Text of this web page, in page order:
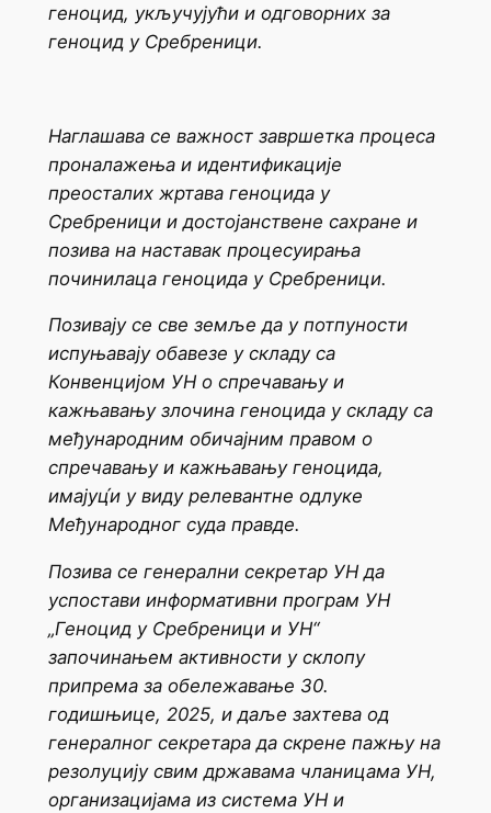
геноцид, укључујући и одговорних за
геноцид у Сребреници.
Наглашава се важност завршетка процеса
проналажења и идентификације
преосталих жртава геноцида у
Сребреници и достојанствене сахране и
позива на наставак процесуирања
починилаца геноцида у Сребреници.
Позивају се све земље да у потпуности
испуњавају обавезе у складу са
Конвенцијом УН о спречавању и
кажњавању злочина геноцида у складу са
међународним обичајним правом о
спречавању и кажњавању геноцида,
имајуц́и у виду релевантне одлуке
Међународног суда правде.
Позива се генерални секретар УН да
успостави информативни програм УН
„Геноцид у Сребреници и УН“
започинањем активности у склопу
припрема за обележавање 30.
годишњице, 2025, и даље захтева од
генералног секретара да скрене пажњу на
резолуцију свим државама чланицама УН,
организацијама из система УН и